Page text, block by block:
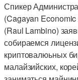
Спикер
(Cagayan
(Raul Lambino)
собираемся
криптовалюьных
малайзийских,